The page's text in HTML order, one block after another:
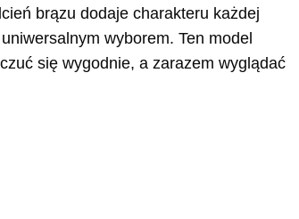
brązu dodaje charakteru każdej
wyborem. Ten model
się wygodnie, a zarazem wyglądać